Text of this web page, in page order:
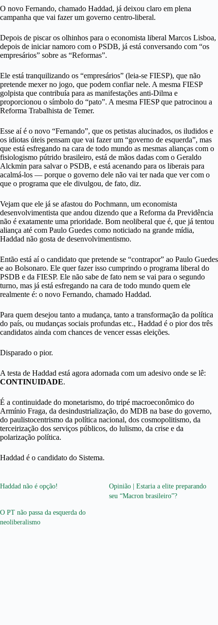
O novo Fernando, chamado Haddad, já deixou claro em plena
campanha que vai fazer um governo centro-liberal.
Depois de piscar os olhinhos para o economista liberal Marcos Lisboa,
depois de iniciar namoro com o PSDB, já está conversando com “os
empresários” sobre as “Reformas”.
Ele está tranquilizando os “empresários” (leia-se FIESP), que não
pretende mexer no jogo, que podem confiar nele. A mesma FIESP
golpista que contribuía para as manifestações anti-Dilma e
proporcionou o símbolo do “pato”. A mesma FIESP que patrocinou a
Reforma Trabalhista de Temer.
Esse aí é o novo “Fernando”, que os petistas alucinados, os iludidos e
os idiotas úteis pensam que vai fazer um “governo de esquerda”, mas
que está esfregando na cara de todo mundo as mesmas alianças com o
fisiologismo pútrido brasileiro, está de mãos dadas com o Geraldo
Alckmin para salvar o PSDB, e está acenando para os liberais para
acalmá-los — porque o governo dele não vai ter nada que ver com o
que o programa que ele divulgou, de fato, diz.
Vejam que ele já se afastou do Pochmann, um economista
desenvolvimentista que andou dizendo que a Reforma da Previdência
não é exatamente uma prioridade. Bom neoliberal que é, que já tentou
aliança até com Paulo Guedes como noticiado na grande mídia,
Haddad não gosta de desenvolvimentismo.
Então está aí o candidato que pretende se “contrapor” ao Paulo Guedes
e ao Bolsonaro. Ele quer fazer isso cumprindo o programa liberal do
PSDB e da FIESP. Ele não sabe de fato nem se vai para o segundo
turno, mas já está esfregando na cara de todo mundo quem ele
realmente é: o novo Fernando, chamado Haddad.
Para quem desejou tanto a mudança, tanto a transformação da política
do país, ou mudanças sociais profundas etc., Haddad é o pior dos três
candidatos ainda com chances de vencer essas eleições.
Disparado o pior.
A testa de Haddad está agora adornada com um adesivo onde se lê:
CONTINUIDADE.
É a continuidade do monetarismo, do tripé macroeconômico do
Armínio Fraga, da desindustrialização, do MDB na base do governo,
do paulistocentrismo da política nacional, dos cosmopolitismo, da
terceirização dos serviços públicos, do lulismo, da crise e da
polarização política.
Haddad é o candidato do Sistema.
Haddad não é opção!
Opinião | Estaria a elite preparando
seu “Macron brasileiro”?
O PT não passa da esquerda do
neoliberalismo